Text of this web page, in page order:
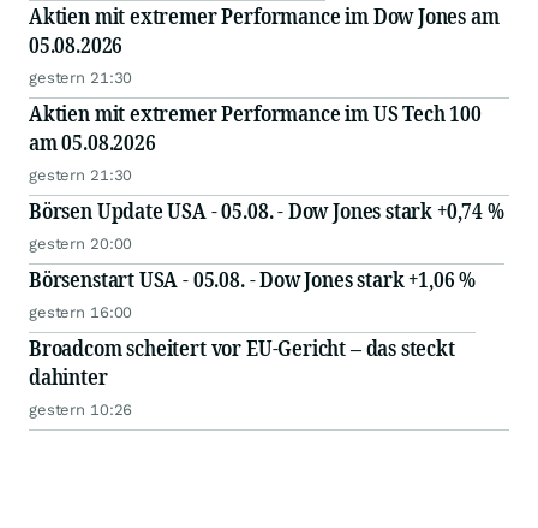
Aktien mit extremer Performance im Dow Jones am
05.08.2026
gestern 21:30
Aktien mit extremer Performance im US Tech 100
am 05.08.2026
gestern 21:30
Börsen Update USA - 05.08. - Dow Jones stark +0,74 %
gestern 20:00
Börsenstart USA - 05.08. - Dow Jones stark +1,06 %
gestern 16:00
Broadcom scheitert vor EU-Gericht – das steckt
dahinter
gestern 10:26